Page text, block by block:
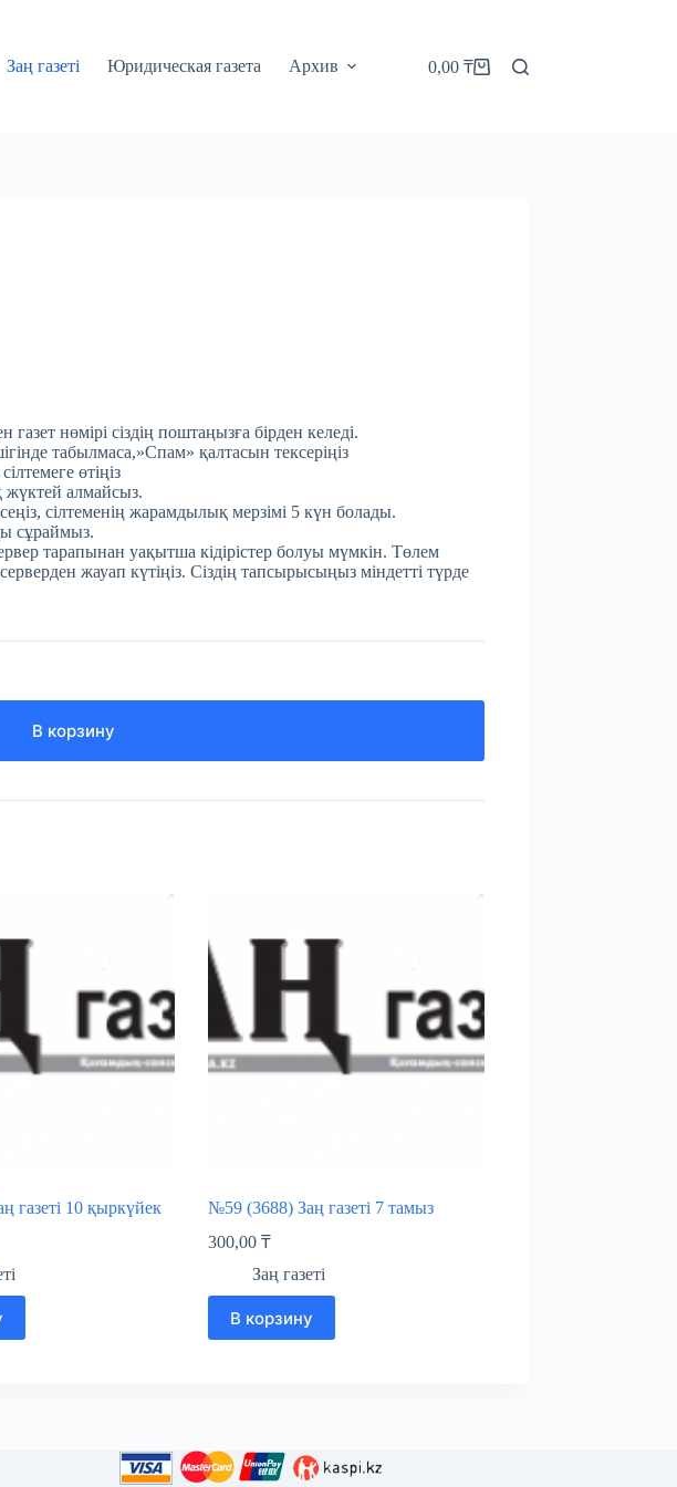
Заң газеті
Юридическая газета Архив Корзина
0,00 ₸
нөмірі сіздің поштаңызға бірден келеді.
табылмаса,»Спам» қалтасын тексеріңіз
өтіңіз
жүктей алмайсыз.
сілтеменің жарамдылық мерзімі 5 күн болады.
сұраймыз.
тарапынан уақытша кідірістер болуы мүмкін. Төлем
жауап күтіңіз. Сіздің тапсырысыңыз міндетті түрде
В корзину
газеті 10 қыркүйек
№59 (3688) Заң газеті 7 тамыз
300,00 ₸
Заң газеті
В корзину